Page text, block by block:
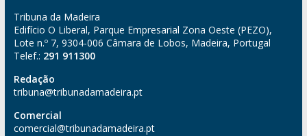
Tribuna da Madeira
Edifício O Liberal, Parque Empresarial Zona Oeste (PEZO),
Lote n.º 7, 9304-006 Câmara de Lobos, Madeira, Portugal
Telef.: 291 911300
Redação
tribuna@tribunadamadeira.pt
Comercial
comercial@tribunadamadeira.pt